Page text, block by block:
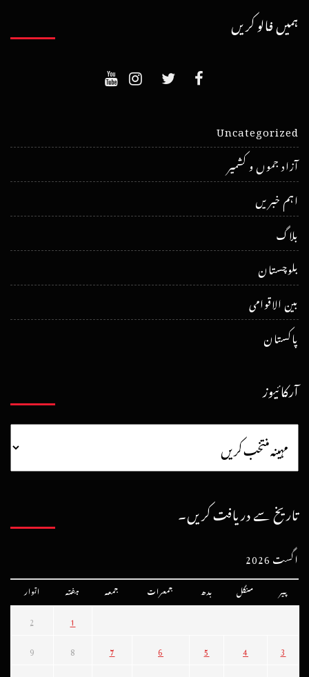
ہمیں فالو کریں
Uncategorized
آزاد جموں و کشمیر
اہم خبریں
بلاگ
بلوچستان
بین الاقوامی
پاکستان
آرکائیوز
تاریخ سے دریافت کریں۔
اگست 2026
پیر منگل بدھ جمعرات جمعہ ہفتہ اتوار
1
2
3
4
5
6
7
8
9